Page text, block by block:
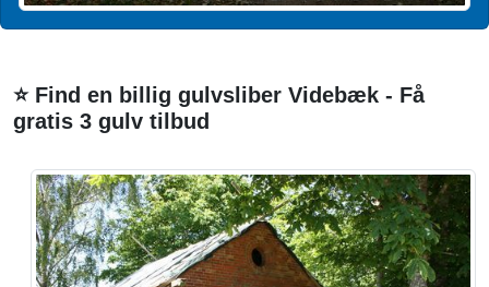
⭐ Find en billig gulvsliber Videbæk - Få
gratis 3 gulv tilbud